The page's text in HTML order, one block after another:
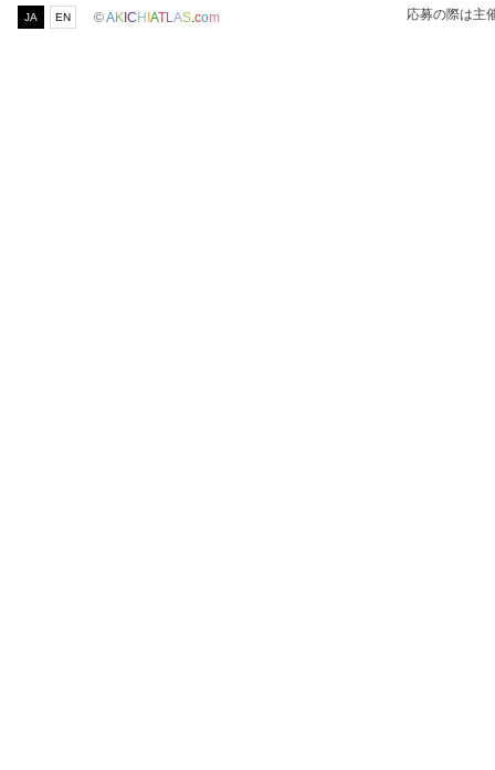
JA EN ©AKICHIATL AS com 応募の際は主